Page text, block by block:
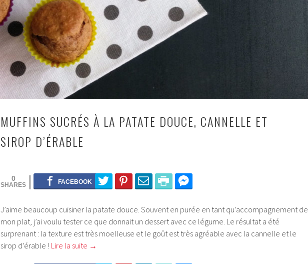
MUFFINS SUCRÉS À LA PATATE DOUCE, CANNELLE ET
SIROP D’ÉRABLE
0
J’aime beaucoup cuisiner la patate douce. Souvent en purée en tant qu’accompagnement de
mon plat, j’ai voulu tester ce que donnait un dessert avec ce légume. Le résultat a été
surprenant : la texture est très moelleuse et le goût est très agréable avec la cannelle et le
sirop d’érable ! Lire la suite →